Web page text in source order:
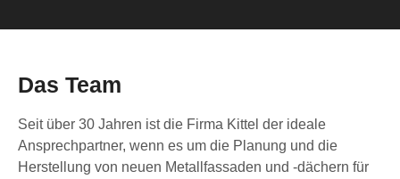
Das Team
Seit über 30 Jahren ist die Firma Kittel der ideale
Ansprechpartner, wenn es um die Planung und die
Herstellung von neuen Metallfassaden und -dächern für